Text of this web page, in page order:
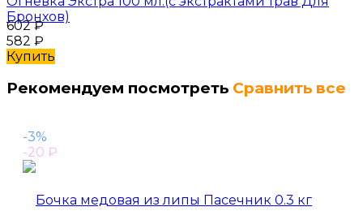
Бронхов)
602₽
582 ₽
Купить
Рекомендуем посмотреть Сравнить все
-3%
-20 ₽